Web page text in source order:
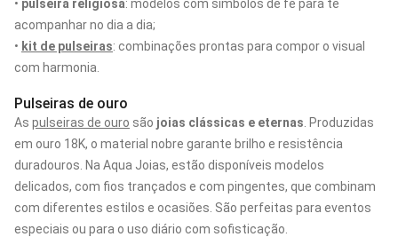
• pulseira religiosa: modelos com símbolos de fé para te
acompanhar no dia a dia;
• kit de pulseiras: combinações prontas para compor o visual
com harmonia.
Pulseiras de ouro
As pulseiras de ouro são joias clássicas e eternas . Produzidas
em ouro 18K, o material nobre garante brilho e resistência
duradouros. Na Aqua Joias, estão disponíveis modelos
delicados, com fios trançados e com pingentes, que combinam
com diferentes estilos e ocasiões. São perfeitas para eventos
especiais ou para o uso diário com sofisticação.